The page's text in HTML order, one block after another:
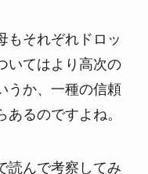
もそれぞれドロッ
いてはより高次の
うか、一種の信頼
るのですよね。
読んで考察してみ